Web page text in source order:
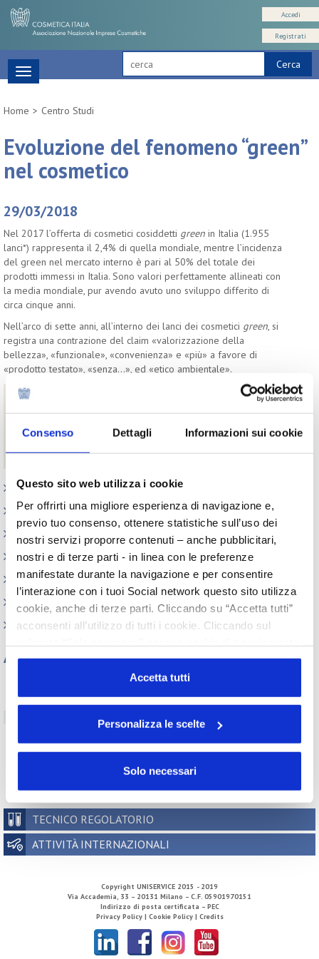
Consenso Dettagli Informazioni sui cookie
Questo sito web utilizza i cookie
Per offrirti una migliore esperienza di navigazione e,
previo tuo consenso, ottenere statistiche sull’uso dei
nostri servizi proporre contenuti – anche pubblicitari,
nostri e di terze parti - in linea con le preferenze
manifestate durante la navigazione e per consentire
l’interazione con i tuoi Social network questo sito utilizza
cookie, anche di terze parti. Cliccando su “Accetta tutti”
acconsenti all’utilizzo di tutti i cookie. Cliccando sul
o profilazione viene utilizzato. Cliccando su
“Personalizza le scelte” è possibile esprimere la propria
volontà in relazione a ciascuna categoria di cookie del
Accetta tutti
Personalizza le scelte
Solo necessari
Cerca
Accedi
Registrati
Toggle
navigation
Home
Centro Studi
Evoluzione del fenomeno “green”
nel cosmetico
29/03/2018
Nel 2017 l’offerta di cosmetici cosiddetti green in Italia (1.955
lanci*) rappresenta il 2,4% di quella mondiale, mentre l’incidenza
del green nel mercato interno è pari al 50% del totale dei
prodotti immessi in Italia. Sono valori perfettamente allineati con
la media mondiale, pur avendo avuto uno sviluppo differito di
circa cinque anni.
Nell’arco di sette anni, all’interno dei lanci dei cosmetici green, si
registra una contrazione del claim «valorizzazione della
bellezza», «funzionale», «convenienza» e «più» a favore di
«prodotto testato», «senza...», ed «etico ambientale».
Download
Evoluzione del fenomeno “green” nel cosmetico
Beauty Trend Watch - Newsletter versione completa
marzo 2018
Appuntamenti
Outlook: il nuovo report del Centro Studi
Contesto macroeconomico
Scenari internazionali
Consumer trends
Precedenti pubblicazioni
Indagini tematiche
Archivio
2026 2025 2024
2023
2021 2020
2004
2002
TECNICO REGOLATORIO
ATTIVITÀ INTERNAZIONALI
Copyright UNISERVICE 2015 - 2019
Via Accademia, 33 – 20131 Milano – C.F. 05901970151
Indirizzo di posta certificata – PEC
Privacy Policy | Cookie Policy | Credits